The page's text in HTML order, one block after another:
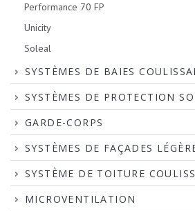
Performance 70 FP
Unicity
Soleal
SYSTÈMES DE BAIES
SYSTÈMES DE PROTECTION
GARDE-CORPS
SYSTÈMES DE FAÇADES
SYSTÈME DE TOITURE
MICROVENTILATION